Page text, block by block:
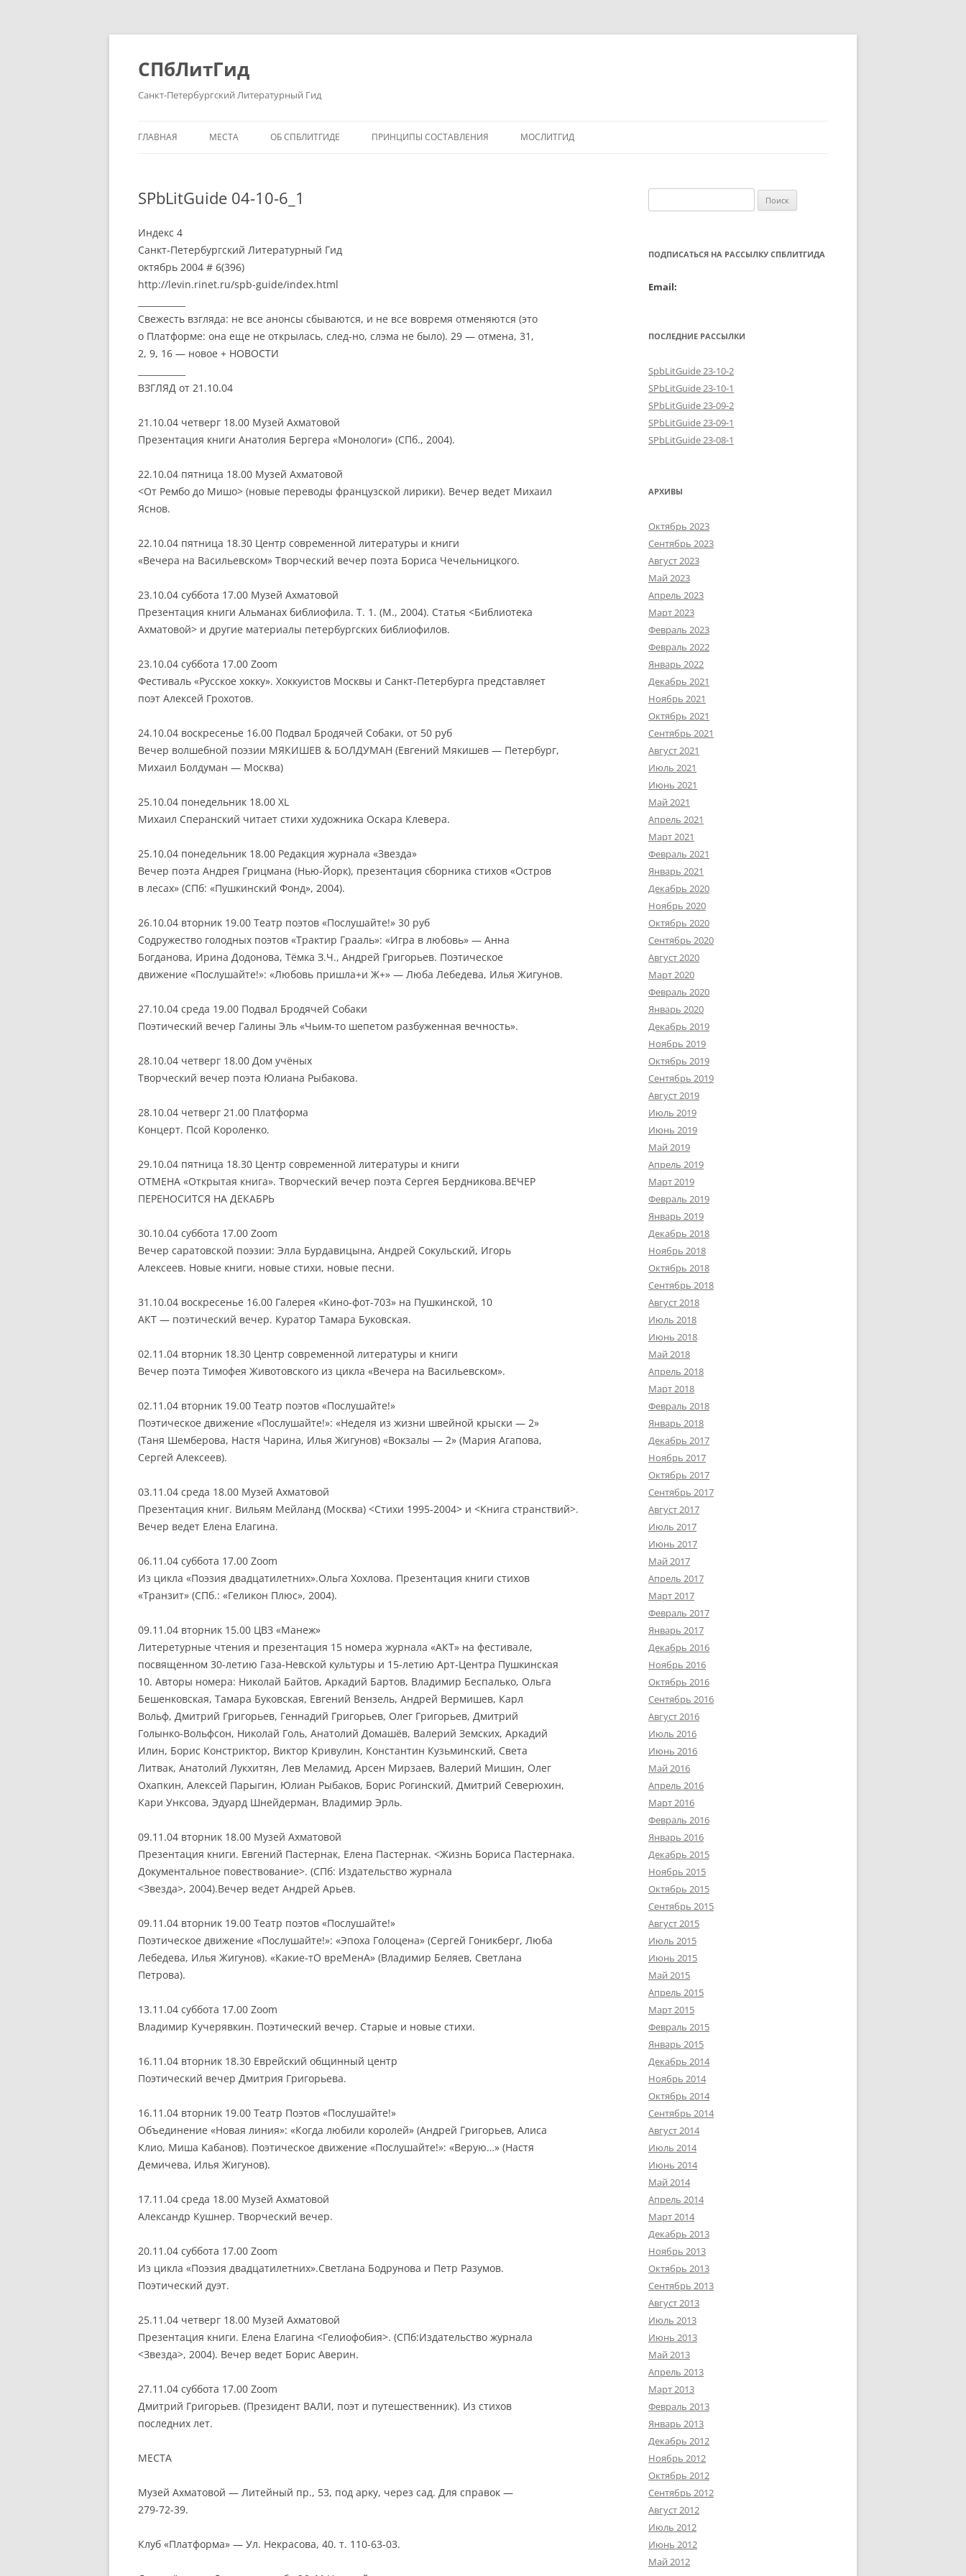
Перейти
содержимому
СПбЛитГид
Санкт-Петербургский Литературный Гид
ГЛАВНАЯ МЕСТА ОБ СПБЛИТГИДЕ ПРИНЦИПЫ СОСТАВЛЕНИЯ МОСЛИТГИД
SPbLitGuide 04-10-6_1
Индекс 4
Санкт-Петербургский Литературный Гид
октябрь 2004 # 6(396)
http://levin.rinet.ru/spb-guide/index.html
Свежесть взгляда: не все анонсы сбываются, и не все вовремя отменяются (это
о Платформе: она еще не открылась, след-но, слэма не было). 29 — отмена, 31,
2, 9, 16 — новое + НОВОСТИ
ВЗГЛЯД от 21.10.04
21.10.04 четверг 18.00 Музей Ахматовой
Презентация книги Анатолия Бергера «Монологи» (СПб., 2004).
22.10.04 пятница 18.00 Музей Ахматовой
<От Рембо до Мишо> (новые переводы французской лирики). Вечер ведет Михаил
Яснов.
22.10.04 пятница 18.30 Центр современной литературы и книги
«Вечера на Васильевском» Творческий вечер поэта Бориса Чечельницкого.
23.10.04 суббота 17.00 Музей Ахматовой
Презентация книги Альманах библиофила. Т. 1. (М., 2004). Статья <Библиотека
Ахматовой> и другие материалы петербургских библиофилов.
23.10.04 суббота 17.00 Zoom
Фестиваль «Русское хокку». Хоккуистов Москвы и Санкт-Петербурга представляет
поэт Алексей Грохотов.
24.10.04 воскресенье 16.00 Подвал Бродячей Собаки, от 50 руб
Вечер волшебной поэзии МЯКИШЕВ & БОЛДУМАН (Евгений Мякишев — Петербург,
Михаил Болдуман — Москва)
25.10.04 понедельник 18.00 XL
Михаил Сперанский читает стихи художника Оскара Клевера.
25.10.04 понедельник 18.00 Редакция журнала «Звезда»
Вечер поэта Андрея Грицмана (Нью-Йорк), презентация сборника стихов «Остров
в лесах» (СПб: «Пушкинский Фонд», 2004).
26.10.04 вторник 19.00 Театр поэтов «Послушайте!» 30 руб
Содружество голодных поэтов «Трактир Грааль»: «Игра в любовь» — Анна
Богданова, Ирина Додонова, Тёмка З.Ч., Андрей Григорьев. Поэтическое
движение «Послушайте!»: «Любовь пришла+и Ж+» — Люба Лебедева, Илья Жигунов.
27.10.04 среда 19.00 Подвал Бродячей Собаки
Поэтический вечер Галины Эль «Чьим-то шепетом разбуженная вечность».
28.10.04 четверг 18.00 Дом учёных
Творческий вечер поэта Юлиана Рыбакова.
28.10.04 четверг 21.00 Платформа
Концерт. Псой Короленко.
29.10.04 пятница 18.30 Центр современной литературы и книги
ОТМЕНА «Открытая книга». Творческий вечер поэта Сергея Бердникова.ВЕЧЕР
ПЕРЕНОСИТСЯ НА ДЕКАБРЬ
30.10.04 суббота 17.00 Zoom
Вечер саратовской поэзии: Элла Бурдавицына, Андрей Сокульский, Игорь
Алексеев. Новые книги, новые стихи, новые песни.
31.10.04 воскресенье 16.00 Галерея «Кино-фот-703» на Пушкинской, 10
АКТ — поэтический вечер. Куратор Тамара Буковская.
02.11.04 вторник 18.30 Центр современной литературы и книги
Вечер поэта Тимофея Животовского из цикла «Вечера на Васильевском».
02.11.04 вторник 19.00 Театр поэтов «Послушайте!»
Поэтическое движение «Послушайте!»: «Неделя из жизни швейной крыски — 2»
(Таня Шемберова, Настя Чарина, Илья Жигунов) «Вокзалы — 2» (Мария Агапова,
Сергей Алексеев).
03.11.04 среда 18.00 Музей Ахматовой
Презентация книг. Вильям Мейланд (Москва) <Стихи 1995-2004> и <Книга странствий>.
Вечер ведет Елена Елагина.
06.11.04 суббота 17.00 Zoom
Из цикла «Поэзия двадцатилетних».Ольга Хохлова. Презентация книги стихов
«Транзит» (СПб.: «Геликон Плюс», 2004).
09.11.04 вторник 15.00 ЦВЗ «Манеж»
Литеретурные чтения и презентация 15 номера журнала «АКТ» на фестивале,
посвященном 30-летию Газа-Невской культуры и 15-летию Арт-Центра Пушкинская
10. Авторы номера: Николай Байтов, Аркадий Бартов, Владимир Беспалько, Ольга
Бешенковская, Тамара Буковская, Евгений Вензель, Андрей Вермишев, Карл
Вольф, Дмитрий Григорьев, Геннадий Григорьев, Олег Григорьев, Дмитрий
Голынко-Вольфсон, Николай Голь, Анатолий Домашёв, Валерий Земских, Аркадий
Илин, Борис Констриктор, Виктор Кривулин, Константин Кузьминский, Света
Литвак, Анатолий Лукхитян, Лев Меламид, Арсен Мирзаев, Валерий Мишин, Олег
Охапкин, Алексей Парыгин, Юлиан Рыбаков, Борис Рогинский, Дмитрий Северюхин,
Кари Унксова, Эдуард Шнейдерман, Владимир Эрль.
09.11.04 вторник 18.00 Музей Ахматовой
Презентация книги. Евгений Пастернак, Елена Пастернак. <Жизнь Бориса Пастернака.
Документальное повествование>. (СПб: Издательство журнала
<Звезда>, 2004).Вечер ведет Андрей Арьев.
09.11.04 вторник 19.00 Театр поэтов «Послушайте!»
Поэтическое движение «Послушайте!»: «Эпоха Голоцена» (Сергей Гоникберг, Люба
Лебедева, Илья Жигунов). «Какие-тО вреМенА» (Владимир Беляев, Светлана
Петрова).
13.11.04 суббота 17.00 Zoom
Владимир Кучерявкин. Поэтический вечер. Старые и новые стихи.
16.11.04 вторник 18.30 Еврейский общинный центр
Поэтический вечер Дмитрия Григорьева.
16.11.04 вторник 19.00 Театр Поэтов «Послушайте!»
Объединение «Новая линия»: «Когда любили королей» (Андрей Григорьев, Алиса
Клио, Миша Кабанов). Поэтическое движение «Послушайте!»: «Верую…» (Настя
Демичева, Илья Жигунов).
17.11.04 среда 18.00 Музей Ахматовой
Александр Кушнер. Творческий вечер.
20.11.04 суббота 17.00 Zoom
Из цикла «Поэзия двадцатилетних».Светлана Бодрунова и Петр Разумов.
Поэтический дуэт.
25.11.04 четверг 18.00 Музей Ахматовой
Презентация книги. Елена Елагина <Гелиофобия>. (СПб:Издательство журнала
<Звезда>, 2004). Вечер ведет Борис Аверин.
27.11.04 суббота 17.00 Zoom
Дмитрий Григорьев. (Президент ВАЛИ, поэт и путешественник). Из стихов
последних лет.
МЕСТА
Музей Ахматовой — Литейный пр., 53, под арку, через сад. Для справок —
279-72-39.
Клуб «Платформа» — Ул. Некрасова, 40. т. 110-63-03.
ПОДПИСАТЬСЯ НА РАССЫЛКУ СПБЛИТГИДА
Email:
ПОСЛЕДНИЕ РАССЫЛКИ
SpbLitGuide 23-10-2
SPbLitGuide 23-10-1
SPbLitGuide 23-09-2
SPbLitGuide 23-09-1
SPbLitGuide 23-08-1
АРХИВЫ
Октябрь 2023
Сентябрь 2023
Август 2023
Май 2023
Апрель 2023
Март 2023
Февраль 2023
Февраль 2022
Январь 2022
Декабрь 2021
Ноябрь 2021
Октябрь 2021
Сентябрь 2021
Август 2021
Июль 2021
Июнь 2021
Май 2021
Апрель 2021
Март 2021
Февраль 2021
Январь 2021
Декабрь 2020
Ноябрь 2020
Октябрь 2020
Сентябрь 2020
Август 2020
Март 2020
Февраль 2020
Январь 2020
Декабрь 2019
Ноябрь 2019
Октябрь 2019
Сентябрь 2019
Август 2019
Июль 2019
Июнь 2019
Май 2019
Апрель 2019
Март 2019
Февраль 2019
Январь 2019
Декабрь 2018
Ноябрь 2018
Октябрь 2018
Сентябрь 2018
Август 2018
Июль 2018
Июнь 2018
Май 2018
Апрель 2018
Март 2018
Февраль 2018
Январь 2018
Декабрь 2017
Ноябрь 2017
Октябрь 2017
Сентябрь 2017
Август 2017
Июль 2017
Июнь 2017
Май 2017
Апрель 2017
Март 2017
Февраль 2017
Январь 2017
Декабрь 2016
Ноябрь 2016
Октябрь 2016
Сентябрь 2016
Август 2016
Июль 2016
Июнь 2016
Май 2016
Апрель 2016
Март 2016
Февраль 2016
Январь 2016
Декабрь 2015
Ноябрь 2015
Октябрь 2015
Сентябрь 2015
Август 2015
Июль 2015
Июнь 2015
Май 2015
Апрель 2015
Март 2015
Февраль 2015
Январь 2015
Декабрь 2014
Ноябрь 2014
Октябрь 2014
Сентябрь 2014
Август 2014
Июль 2014
Июнь 2014
Май 2014
Апрель 2014
Март 2014
Декабрь 2013
Ноябрь 2013
Октябрь 2013
Сентябрь 2013
Август 2013
Июль 2013
Июнь 2013
Май 2013
Апрель 2013
Март 2013
Февраль 2013
Январь 2013
Декабрь 2012
Ноябрь 2012
Октябрь 2012
Сентябрь 2012
Август 2012
Июль 2012
Июнь 2012
Май 2012